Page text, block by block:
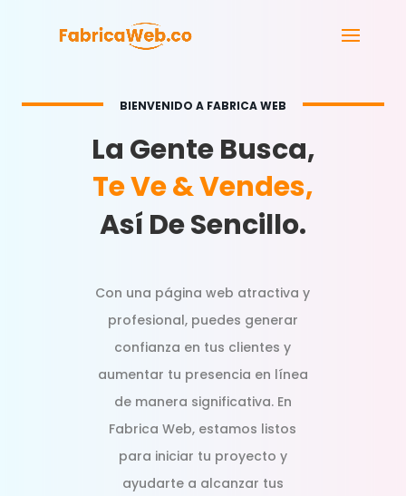
BIENVENIDO A FABRICA WEB
La Gente Busca,
Te Ve & Vendes,
Así De Sencillo.
Con una página web atractiva y
profesional, puedes generar
confianza en tus clientes y
aumentar tu presencia en línea
de manera significativa. En
Fabrica Web, estamos listos
para iniciar tu proyecto y
ayudarte a alcanzar tus